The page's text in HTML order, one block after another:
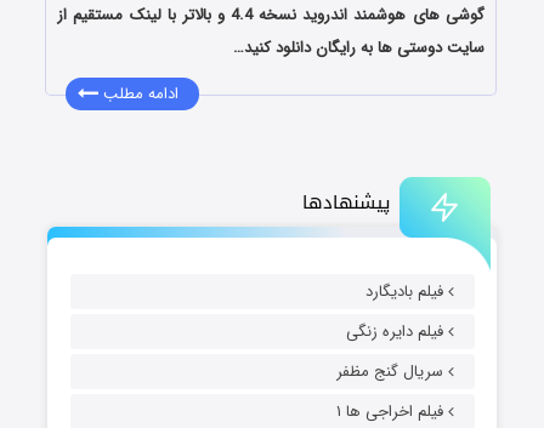
پیشنهادها
فیلم بادیگارد
فیلم دایره زنگی
سریال گنج مظفر
فیلم اخراجی ها ۱
گوشی های هوشمند اندروید نسخه 4.4 و بالاتر با لینک مستقیم از
سایت دوستی ها به رایگان دانلود کنید…
ادامه مطلب